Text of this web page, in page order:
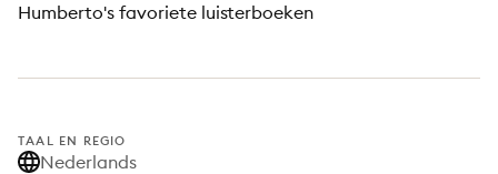
Humberto's favoriete luisterboeken
TAAL EN REGIO
Nederlands